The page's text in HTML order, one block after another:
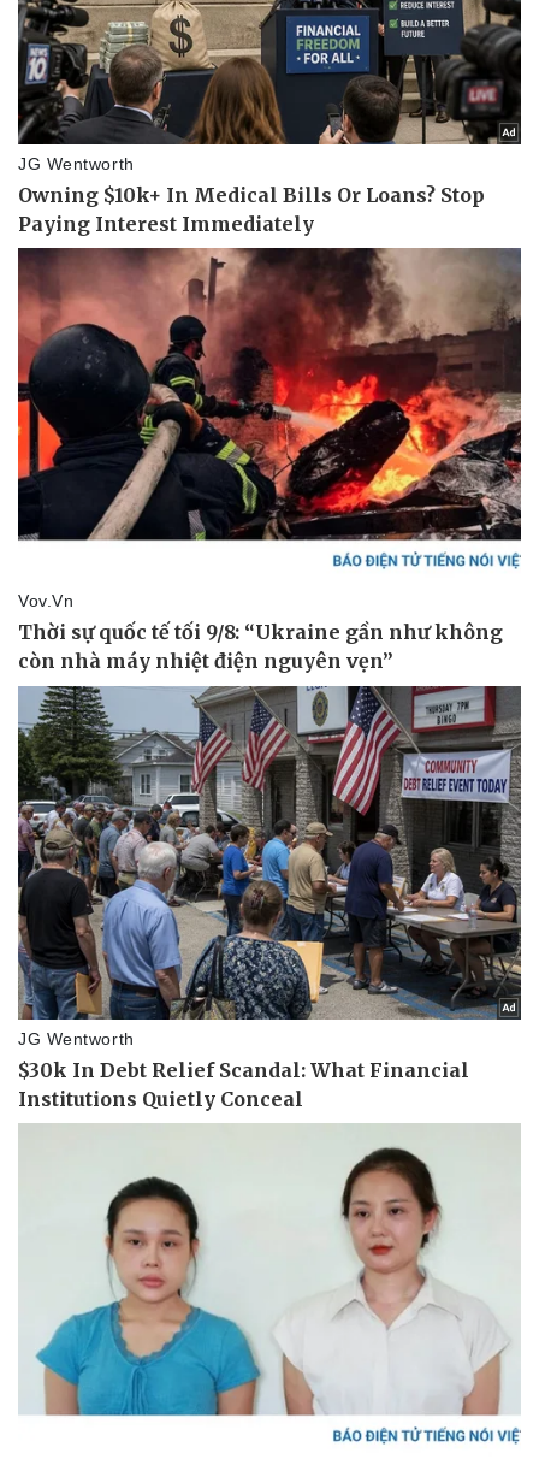
Thể thao
Bóng đá
Lịch thi đấu bóng đá
Thế giới thể thao
Ô tô - Xe máy
Ô tô
Xe máy
Tư vấn